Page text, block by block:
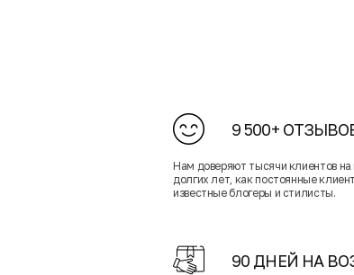
9 500+
Нам доверяют тысячи клиентов на
долгих лет, как постоянные
известные блогеры и стилисты.
90 ДНЕЙ НА